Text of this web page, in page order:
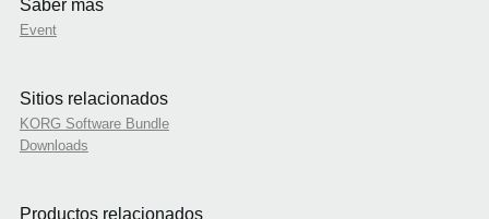
Saber mas
Event
Sitios relacionados
KORG Software Bundle
Downloads
Productos relacionados